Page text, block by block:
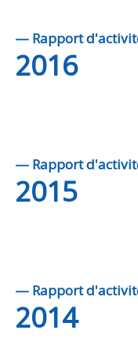
— Rapport
2016
— Rapport
2015
— Rapport
2014